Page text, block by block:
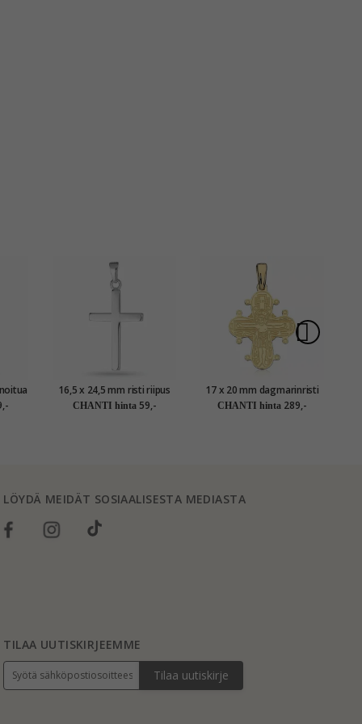
16,5 x 24,5 mm risti riipus
hopeaa - Amoré
CHANTI hinta 59,-
17 x 20 mm dagmarinristi
Isä Meidän rukouksell 8
CHANTI hinta 289,-
LÖYDÄ MEIDÄT SOSIAALISESTA MEDIASTA
TILAA UUTISKIRJEEMME
Tilaa uutiskirje